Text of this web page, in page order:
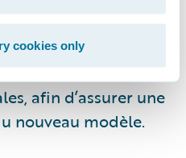
cookies only
d’un
interne
les différentes
afin d’assurer une
nouveau modèle.